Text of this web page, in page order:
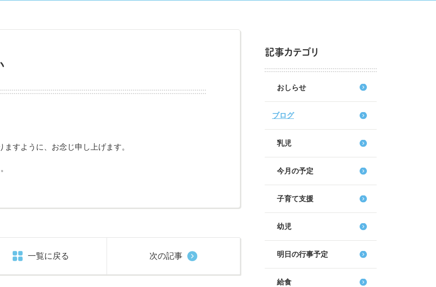
すように、お念じ申し上げます。
一覧に戻る 次の記事
記事カテゴリ
おしらせ
ブログ
乳児
今月の予定
子育て支援
幼児
明日の行事予定
給食